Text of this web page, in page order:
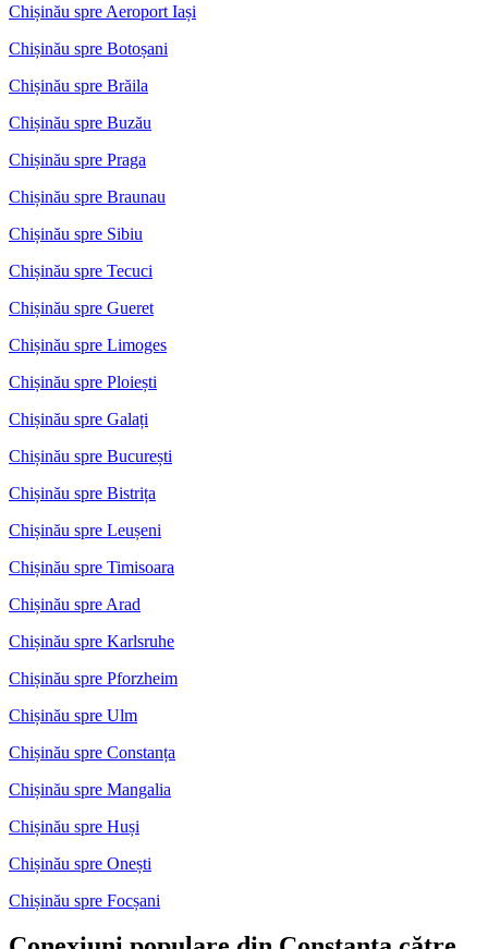
Chișinău spre Aeroport Iași
Chișinău spre Botoșani
Chișinău spre Brăila
Chișinău spre Buzău
Chișinău spre Praga
Chișinău spre Braunau
Chișinău spre Sibiu
Chișinău spre Tecuci
Chișinău spre Gueret
Chișinău spre Limoges
Chișinău spre Ploiești
Chișinău spre Galați
Chișinău spre București
Chișinău spre Bistrița
Chișinău spre Leușeni
Chișinău spre Timisoara
Chișinău spre Arad
Chișinău spre Karlsruhe
Chișinău spre Pforzheim
Chișinău spre Ulm
Chișinău spre Constanța
Chișinău spre Mangalia
Chișinău spre Huși
Chișinău spre Onești
Chișinău spre Focșani